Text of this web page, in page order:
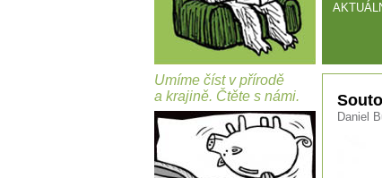
Umíme číst v přírodě
a krajině. Čtěte s námi.
Daniel